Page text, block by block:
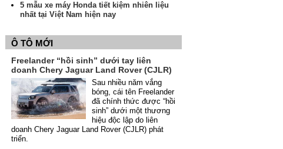
5 mẫu xe máy Honda tiết kiệm nhiên liệu
nhất tại Việt Nam hiện nay
Ô TÔ MỚI
Freelander “hồi sinh” dưới tay liên
doanh Chery Jaguar Land Rover (CJLR)
Sau nhiều năm vắng
bóng, cái tên Freelander
đã chính thức được “hồi
sinh” dưới một thương
hiệu độc lập do liên
doanh Chery Jaguar Land Rover (CJLR) phát
triển.